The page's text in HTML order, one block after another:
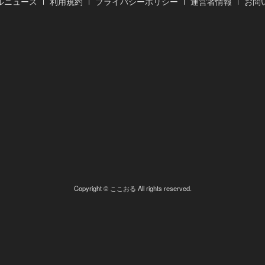
Copyright © ここおる All rights reserved.